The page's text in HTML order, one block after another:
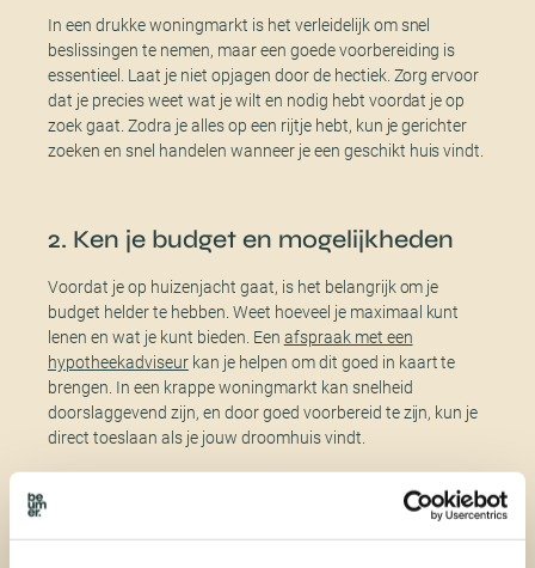
In een drukke woningmarkt is het verleidelijk om snel
beslissingen te nemen, maar een goede voorbereiding is
essentieel. Laat je niet opjagen door de hectiek. Zorg ervoor
dat je precies weet wat je wilt en nodig hebt voordat je op
zoek gaat. Zodra je alles op een rijtje hebt, kun je gerichter
zoeken en snel handelen wanneer je een geschikt huis vindt.
2. Ken je budget en mogelijkheden
Voordat je op huizenjacht gaat, is het belangrijk om je
budget helder te hebben. Weet hoeveel je maximaal kunt
lenen en wat je kunt bieden. Een afspraak met een
hypotheekadviseurkan je helpen om dit goed in kaart te
brengen. In een krappe woningmarkt kan snelheid
doorslaggevend zijn, en door goed voorbereid te zijn, kun je
direct toeslaan als je jouw droomhuis vindt.
3. Stel een wensen- en eisenlijst op